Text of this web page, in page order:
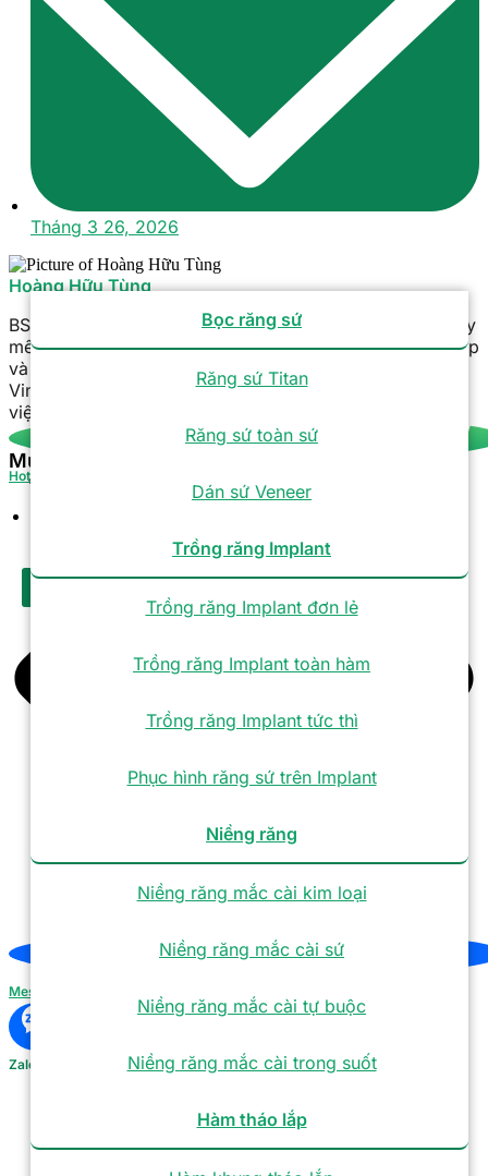
Bọc răng sứ
Răng sứ Titan
Răng sứ toàn sứ
Dán sứ Veneer
Trồng răng Implant
Trồng răng Implant đơn lẻ
Trồng răng Implant toàn hàm
Trồng răng Implant tức thì
Phục hình răng sứ trên Implant
Niềng răng
Niềng răng mắc cài kim loại
Niềng răng mắc cài sứ
Niềng răng mắc cài tự buộc
Niềng răng mắc cài trong suốt
Hàm tháo lắp
Tra cứu bảo hành
Hotline
Messenger
Zalo
Tháng 3 26, 2026
Hoàng Hữu Tùng
BS. CKI Hoàng Hữu Tùng | Hơn 26 năm kinh nghiệm Gây
mê hồi sức, chuyên thực hiện các ca phẫu thuật phức tạp
và bệnh nhân nguy cơ cao. Ông từng làm việc tại
Vinmec, Kangnam và hiện là Phó Trưởng khoa tại Bệnh
viện Răng Hàm Mặt Sài Gòn Tâm Đức.
Mục lục